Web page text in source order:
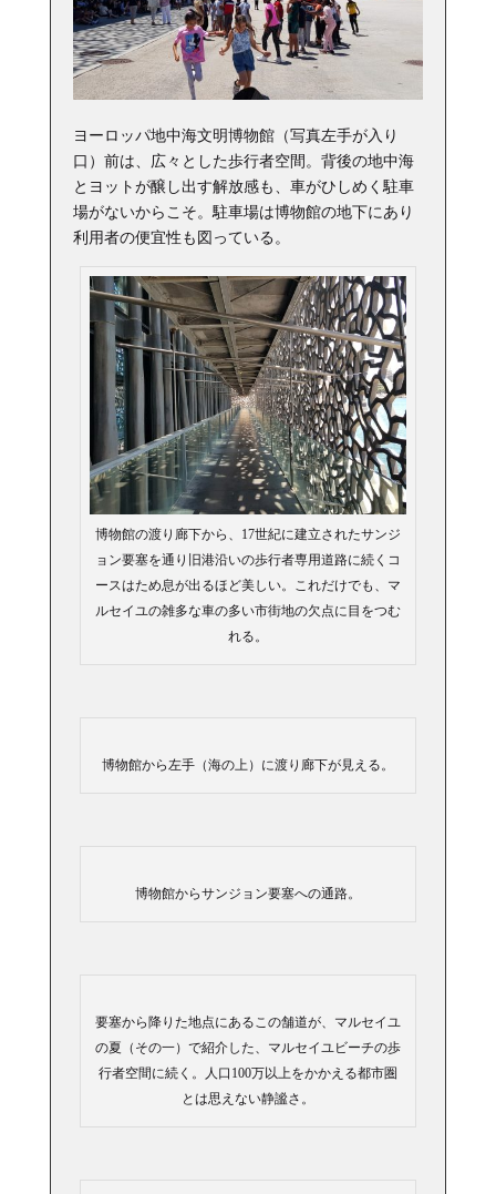
ヨーロッパ地中海文明博物館（写真左手が入り
口）前は、広々とした歩行者空間。背後の地中海
とヨットが醸し出す解放感も、車がひしめく駐車
場がないからこそ。駐車場は博物館の地下にあり
利用者の便宜性も図っている。
博物館の渡り廊下から、17世紀に建立されたサンジ
ョン要塞を通り旧港沿いの歩行者専用道路に続くコ
ースはため息が出るほど美しい。これだけでも、マ
ルセイユの雑多な車の多い市街地の欠点に目をつむ
れる。
博物館から左手（海の上）に渡り廊下が見える。
博物館からサンジョン要塞への通路。
要塞から降りた地点にあるこの舗道が、マルセイユ
の夏（その一）で紹介した、マルセイユビーチの歩
行者空間に続く。人口100万以上をかかえる都市圏
とは思えない静謐さ。